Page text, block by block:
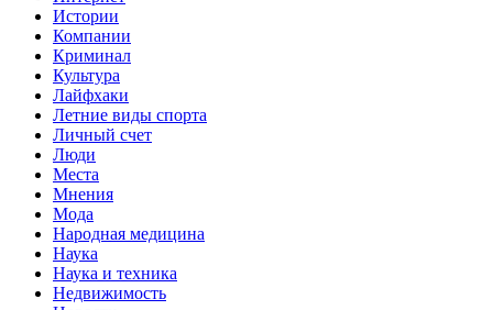
Истории
Компании
Криминал
Культура
Лайфхаки
Летние виды спорта
Личный счет
Люди
Места
Мнения
Мода
Народная медицина
Наука
Наука и техника
Недвижимость